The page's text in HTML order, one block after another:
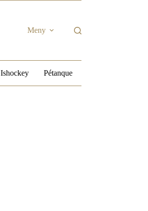
Meny
Ishockey Pétanque